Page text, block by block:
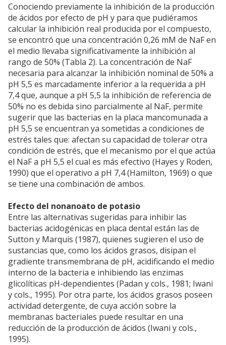
Conociendo previamente la inhibición de la producción
de ácidos por efecto de pH y para que pudiéramos
calcular la inhibición real producida por el compuesto,
se encontró que una concentración 0,26 mM de NaF en
el medio llevaba significativamente la inhibición al
rango de 50% (Tabla 2). La concentración de NaF
necesaria para alcanzar la inhibición nominal de 50% a
pH 5,5 es marcadamente inferior a la requerida a pH
7,4 que, aunque a pH 5,5 la inhibición de referencia de
50% no es debida sino parcialmente al NaF, permite
sugerir que las bacterias en la placa mancomunada a
pH 5,5 se encuentran ya sometidas a condiciones de
estrés tales que: afectan su capacidad de tolerar otra
condición de estrés, que el mecanismo por el que actúa
el NaF a pH 5,5 el cual es más efectivo (Hayes y Roden,
1990) que el operativo a pH 7,4 (Hamilton, 1969) o que
se tiene una combinación de ambos.
Efecto del nonanoato de potasio
Entre las alternativas sugeridas para inhibir las
bacterias acidogénicas en placa dental están las de
Sutton y Marquis (1987), quienes sugieren el uso de
sustancias que, como los ácidos grasos, disipan el
gradiente transmembrana de pH, acidificando el medio
interno de la bacteria e inhibiendo las enzimas
glicolíticas pH-dependientes (Padan y cols., 1981; Iwani
y cols., 1995). Por otra parte, los ácidos grasos poseen
actividad detergente, de cuya acción sobre la
membranas bacteriales puede resultar en una
reducción de la producción de ácidos (Iwani y cols.,
1995).